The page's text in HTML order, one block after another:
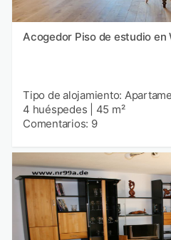
Acogedor Piso de estudio en
Tipo de alojamiento:
4 huéspedes
45 m²
Comentarios: 9